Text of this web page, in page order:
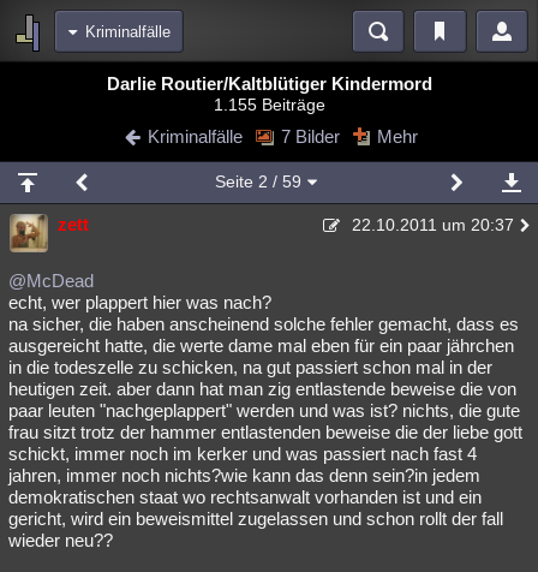
Kriminalfälle
Blogs Videos
Chat Wiki Neuigkeiten
meine Rubriken
Menschen Mystery Kriminalfälle
Spiritualität
Natur Umfragen Unterhaltung
weitere Rubriken
Philosophie Träume Orte Esoterik Literatur
Astronomie Helpdesk Gruppen Gaming Filme
Musik Clash Verbesserungen Allmystery English
Übersichten
Darlie Routier/Kaltblütiger Kindermord
1.155 Beiträge
Kriminalfälle 7 Bilder Mehr
Seite 2 / 59
zett 22.10.2011 um 20:37
@McDead
echt, wer plappert hier was nach?
na sicher, die haben anscheinend solche fehler gemacht, dass es
ausgereicht hatte, die werte dame mal eben für ein paar jährchen
in die todeszelle zu schicken, na gut passiert schon mal in der
heutigen zeit. aber dann hat man zig entlastende beweise die von
paar leuten "nachgeplappert" werden und was ist? nichts, die gute
frau sitzt trotz der hammer entlastenden beweise die der liebe gott
schickt, immer noch im kerker und was passiert nach fast 4
jahren, immer noch nichts?wie kann das denn sein?in jedem
demokratischen staat wo rechtsanwalt vorhanden ist und ein
gericht, wird ein beweismittel zugelassen und schon rollt der fall
wieder neu??